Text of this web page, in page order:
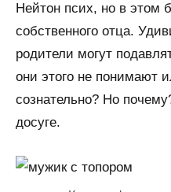
Нейтон псих, но в этом
собственного отца.
родители могут
они этого не понимают
сознательно? Но
досуге.